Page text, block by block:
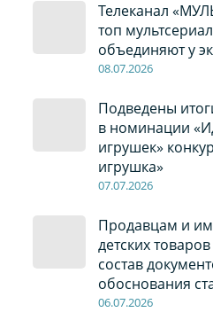
Телеканал
топ
объединяют у
08.07.2026
Подведены
в номинации
игрушек»
игрушка»
07.07.2026
Продавцам и
детских
состав
обоснования
06.07.2026